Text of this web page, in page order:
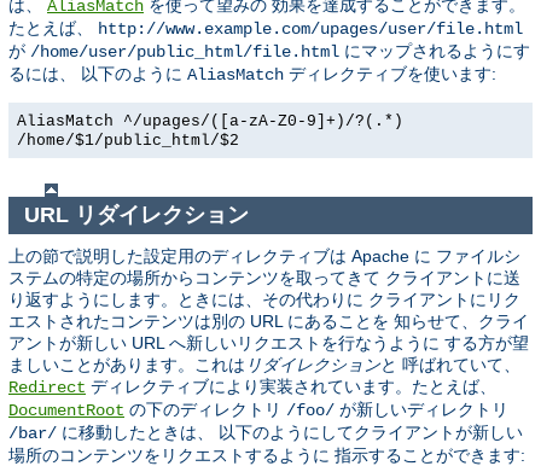
は、 AliasMatch を使って望みの 効果を達成することができます。
たとえば、
http://www.example.com/upages/user/file.html
が /home/user/public_html/file.html にマップされるようにす
るには、 以下のように AliasMatch ディレクティブを使います:
AliasMatch ^/upages/([a-zA-Z0-9]+)/?(.*)
/home/$1/public_html/$2
URL リダイレクション
上の節で説明した設定用のディレクティブは Apache に ファイルシ
ステムの特定の場所からコンテンツを取ってきて クライアントに送
り返すようにします。ときには、その代わりに クライアントにリク
エストされたコンテンツは別の URL にあることを 知らせて、クライ
アントが新しい URL へ新しいリクエストを行なうように する方が望
ましいことがあります。これは リダイレクションと 呼ばれていて、
Redirect ディレクティブにより実装されています。たとえば、
DocumentRoot の下のディレクトリ /foo/ が新しいディレクトリ
/bar/ に移動したときは、 以下のようにしてクライアントが新しい
場所のコンテンツをリクエストするように 指示することができます: